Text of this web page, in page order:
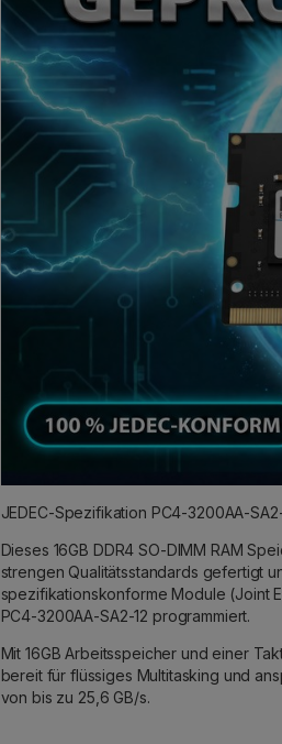
JEDEC-Spezifikation PC4-3200AA-
Dieses 16GB DDR4 SO-DIMM RAM
strengen Qualitätsstandards gefertigt
spezifikationskonforme Module (Joint
PC4-3200AA-SA2-12 programmiert.
Mit 16GB Arbeitsspeicher und einer
bereit für flüssiges Multitasking und
von bis zu 25,6 GB/s.